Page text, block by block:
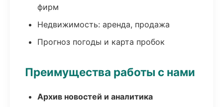
фирм
Недвижимость: аренда, продажа
Прогноз погоды и карта пробок
Преимущества работы с нами
Архив новостей и аналитика